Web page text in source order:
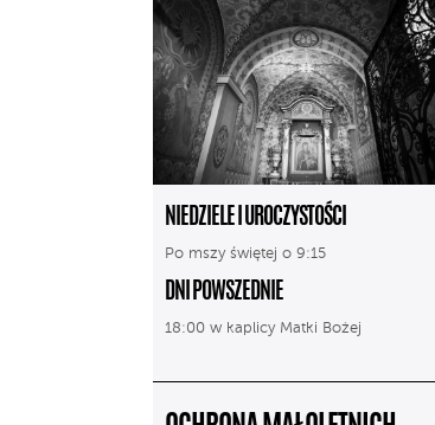
NIEDZIELE I UROCZYSTOŚCI
Po mszy świętej o 9:15
DNI POWSZEDNIE
18:00 w kaplicy Matki Bożej